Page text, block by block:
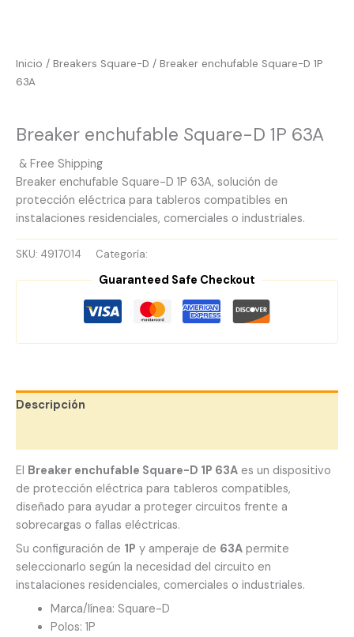
Inicio / Breakers Square-D / Breaker enchufable Square-D 1P
63A
Breaker enchufable Square-D 1P 63A
& Free Shipping
Breaker enchufable Square-D 1P 63A, solución de
protección eléctrica para tableros compatibles en
instalaciones residenciales, comerciales o industriales.
SKU: 4917014 Categoría:
Guaranteed Safe Checkout
Descripción
El Breaker enchufable Square-D 1P 63A es un dispositivo
de protección eléctrica para tableros compatibles,
diseñado para ayudar a proteger circuitos frente a
sobrecargas o fallas eléctricas.
Su configuración de 1P y amperaje de 63A permite
seleccionarlo según la necesidad del circuito en
instalaciones residenciales, comerciales o industriales.
Marca/línea: Square-D
Polos: 1P